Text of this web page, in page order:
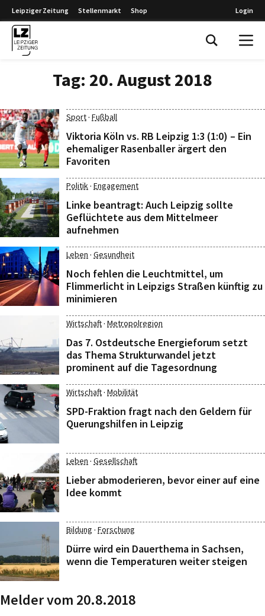
Leipziger Zeitung Stellenmarkt Shop Login
Tag: 20. August 2018
Sport· Fußball
Viktoria Köln vs. RB Leipzig 1:3 (1:0) – Ein
ehemaliger Rasenballer ärgert den
Favoriten
Politik· Engagement
Linke beantragt: Auch Leipzig sollte
Geflüchtete aus dem Mittelmeer
aufnehmen
Leben · Gesundheit
Noch fehlen die Leuchtmittel, um
Flimmerlicht in Leipzigs Straßen künftig zu
minimieren
Wirtschaft· Metropolregion
Das 7. Ostdeutsche Energieforum setzt
das Thema Strukturwandel jetzt
prominent auf die Tagesordnung
Wirtschaft· Mobilität
SPD-Fraktion fragt nach den Geldern für
Querungshilfen in Leipzig
Leben · Gesellschaft
Lieber abmoderieren, bevor einer auf eine
Idee kommt
Bildung · Forschung
Dürre wird ein Dauerthema in Sachsen,
wenn die Temperaturen weiter steigen
Melder vom 20.8.2018